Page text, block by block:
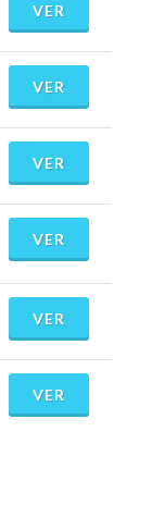
VER
VER
VER
VER
VER
VER